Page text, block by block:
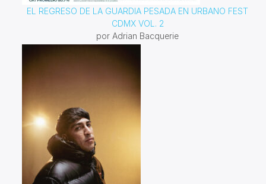
EL REGRESO DE LA GUARDIA PESADA EN URBANO FEST
CDMX VOL. 2
por Adrian Bacquerie